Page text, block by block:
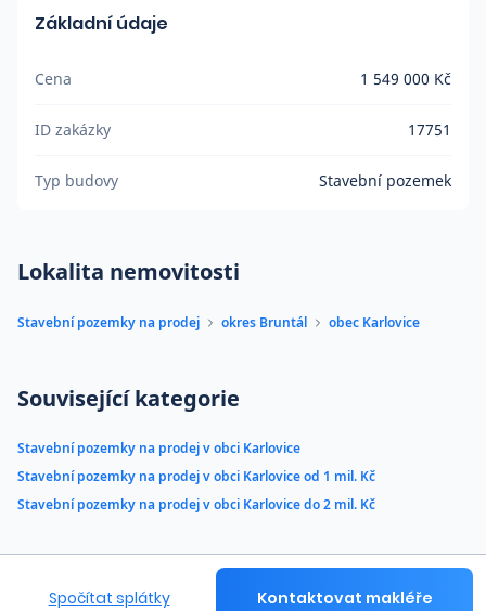
Základní údaje
Cena 1 549 000 Kč
ID zakázky 17751
Typ budovy Stavební pozemek
Lokalita nemovitosti
Stavební pozemky na prodej okres Bruntál obec Karlovice
Související kategorie
Stavební pozemky na prodej v obci Karlovice
Stavební pozemky na prodej v obci Karlovice od 1 mil. Kč
Stavební pozemky na prodej v obci Karlovice do 2 mil. Kč
Spočítat splátky Kontaktovat makléře